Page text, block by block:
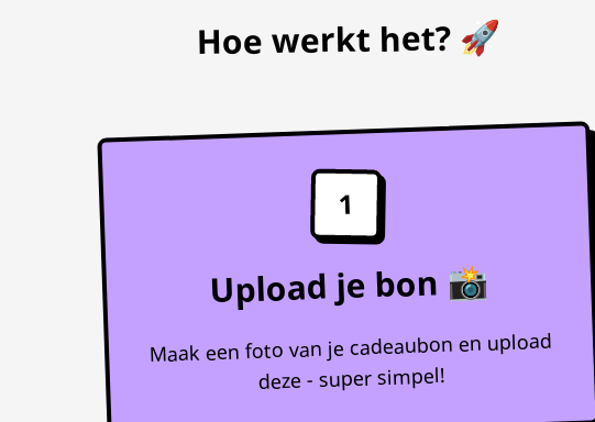
Hoe werkt het? 🚀
1
Upload je bon 📸
Maak een foto van je cadeaubon en upload
deze - super simpel!